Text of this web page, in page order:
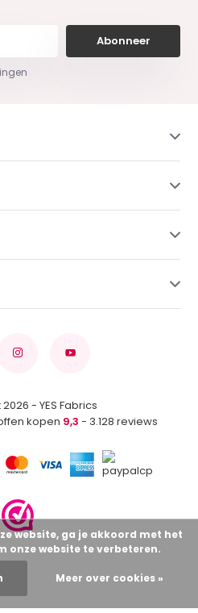
Abonneer
- YES Fabrics
kopen 9,3 - 3.128 reviews
website, ga je akkoord met het
onze website te verbeteren.
Meer over cookies »